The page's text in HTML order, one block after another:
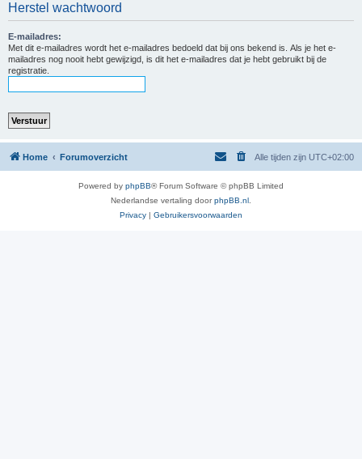
Herstel wachtwoord
E-mailadres:
Met dit e-mailadres wordt het e-mailadres bedoeld dat bij ons bekend is. Als je het e-
mailadres nog nooit hebt gewijzigd, is dit het e-mailadres dat je hebt gebruikt bij de
registratie.
Home Forumoverzicht Alle tijden zijn UTC+02:00
Powered by phpBB® Forum Software © phpBB Limited
Nederlandse vertaling doorphpBB.nl
Privacy | Gebruikersvoorwaarden